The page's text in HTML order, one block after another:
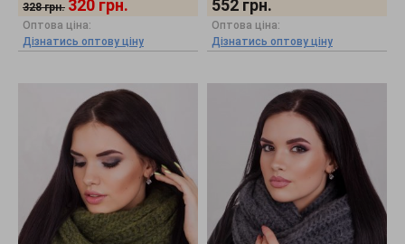
328 грн. 320 грн.
Оптова ціна:
Дізнатись оптову ціну
552 грн.
Оптова ціна:
Дізнатись оптову ціну